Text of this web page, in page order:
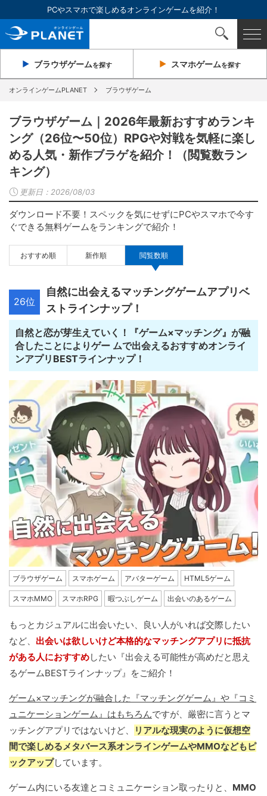
PCやスマホで楽しめるオンラインゲームを紹介！
ブラウザゲームを探す スマホゲームを探す
オンラインゲームPLANET ブラウザゲーム
ブラウザゲーム｜2026年最新おすすめランキ
ング（26位〜50位）RPGや対戦を気軽に楽し
める人気・新作ブラゲを紹介！（閲覧数ラン
キング）
更新日： 2026/08/03
ダウンロード不要！スペックを気にせずにPCやスマホで今す
ぐできる無料ゲームをランキングで紹介！
おすすめ順 新作順 閲覧数順
26位
自然に出会えるマッチングゲームアプリベ
ストラインナップ！
自然と恋が芽生えていく！『ゲーム×マッチング』が融
合したことによりゲー ムで出会えるおすすめオンライ
ンアプリBESTラインナップ！
ブラウザゲーム スマホゲーム アバターゲーム HTML5ゲーム
スマホMMO スマホRPG 暇つぶしゲーム 出会いのあるゲーム
もっとカジュアルに出会いたい、良い人がいれば交際したい
など、 出会いは欲しいけど本格的なマッチングアプリに抵抗
がある人におすすめしたい『出会える可能性が高めだと思え
るゲームBESTラインナップ』をご紹介！
ゲーム×マッチングが融合した『マッチングゲーム』や『コミ
ュニケーションゲーム』はもちろんですが、厳密に言うとマ
ッチングアプリではないけど、
リアルな現実のように仮想空
間で楽しめるメタバース系オンラインゲームやMMOなどもピ
ックアップしています。
ゲーム内にいる友達とコミュニケーション取ったりと、 MMO